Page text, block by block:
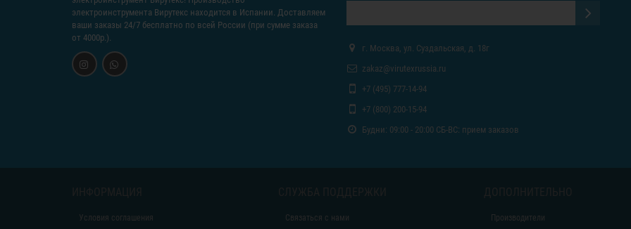
электроинструмента Вирутекс находится в Испании. Доставляем
ваши заказы 24/7 бесплатно по всей России (при сумме заказа
от 4000р.).
г. Москва, ул. Суздальская, д. 18г
zakaz@virutexrussia.ru
+7 (495) 777-14-94
+7 (800) 200-15-94
Будни: 09:00 - 20:00 СБ-ВС: прием заказов
Условия соглашения Связаться с нами Производители